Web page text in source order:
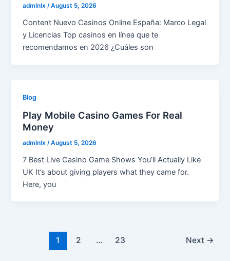
admlnlx/August 5, 2026
Content Nuevo Casinos Online España: Marco Legal
y Licencias Top casinos en línea que te
recomendamos en 2026 ¿Cuáles son
Blog
Play Mobile Casino Games For Real
Money
admlnlx /August 5, 2026
7 Best Live Casino Game Shows You’ll Actually Like
UK It’s about giving players what they came for.
Here, you
1 2 … 23 Next →